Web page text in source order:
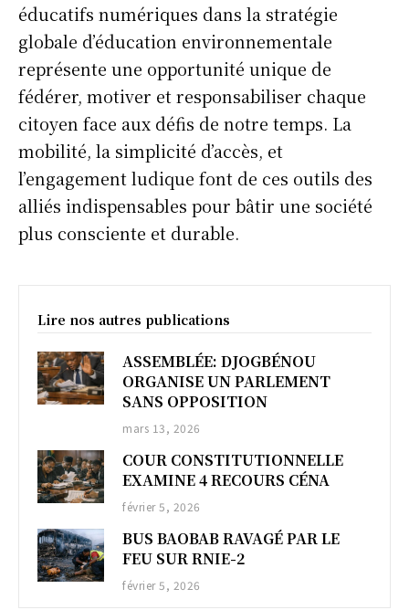
éducatifs numériques dans la stratégie
globale d’éducation environnementale
représente une opportunité unique de
fédérer, motiver et responsabiliser chaque
citoyen face aux défis de notre temps. La
mobilité, la simplicité d’accès, et
l’engagement ludique font de ces outils des
alliés indispensables pour bâtir une société
plus consciente et durable.
Lire nos autres publications
ASSEMBLÉE: DJOGBÉNOU
ORGANISE UN PARLEMENT
SANS OPPOSITION
mars 13, 2026
COUR CONSTITUTIONNELLE
EXAMINE 4 RECOURS CÉNA
février 5, 2026
BUS BAOBAB RAVAGÉ PAR LE
FEU SUR RNIE-2
février 5, 2026